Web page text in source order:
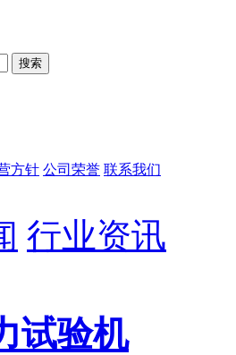
方针 公司荣誉 联系我们
行业资讯
试验机